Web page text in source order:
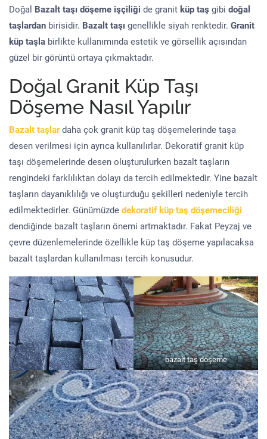
Doğal Bazalt taşı döşeme işçiliği de granit küp taş gibi doğal
taşlardan birisidir. Bazalt taşı genellikle siyah renktedir. Granit
küp taşla birlikte kullanımında estetik ve görsellik açısından
güzel bir görüntü ortaya çıkmaktadır.
Doğal Granit Küp Taşı
Döşeme Nasıl Yapılır
Bazalt taşlardaha çok granit küp taş döşemelerinde taşa
desen verilmesi için ayrıca kullanılırlar. Dekoratif granit küp
taşı döşemelerinde desen oluşturulurken bazalt taşların
rengindeki farklılıktan dolayı da tercih edilmektedir. Yine bazalt
taşların dayanıklılığı ve oluşturduğu şekilleri nedeniyle tercih
edilmektedirler. Günümüzde dekoratif küp taş döşemeciliği
dendiğinde bazalt taşların önemi artmaktadır. Fakat Peyzaj ve
çevre düzenlemelerinde özellikle küp taş döşeme yapılacaksa
bazalt taşlardan kullanılması tercih konusudur.
bazalt taş döşeme